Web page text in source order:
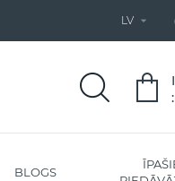
LV 
BLOGS